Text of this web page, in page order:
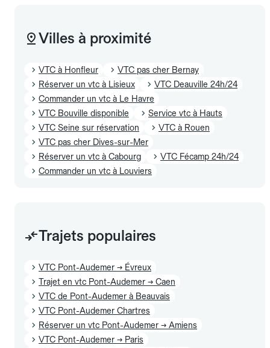
Villes à proximité
VTC à Honfleur
VTC pas cher Bernay
Réserver un vtc à Lisieux
VTC Deauville 24h/24
Commander un vtc à Le Havre
VTC Bouville disponible
Service vtc à Hauts
VTC Seine sur réservation
VTC à Rouen
VTC pas cher Dives-sur-Mer
Réserver un vtc à Cabourg
VTC Fécamp 24h/24
Commander un vtc à Louviers
Trajets populaires
VTC Pont-Audemer → Évreux
Trajet en vtc Pont-Audemer → Caen
VTC de Pont-Audemer à Beauvais
VTC Pont-Audemer Chartres
Réserver un vtc Pont-Audemer → Amiens
VTC Pont-Audemer → Paris